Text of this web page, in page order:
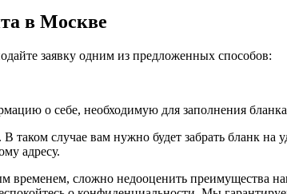
в Москве
заявку одним из предложенных способов:
о себе, необходимую для заполнения
таком случае вам нужно будет забрать бланк
адресу.
сложно недооценить преимущества